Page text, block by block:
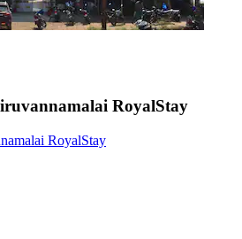
RoyalStay
RoyalStay